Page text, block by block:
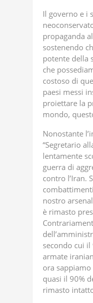
Il governo e i
propaganda
sostenendo
potente della
che
costoso di
paesi messi
proiettare la
mondo,
Nonostante
“Segretario
lentamente
guerra di
contro l’Iran.
nostro
è rimasto
secondo cui
armate
ora
quasi il 90%
rimasto